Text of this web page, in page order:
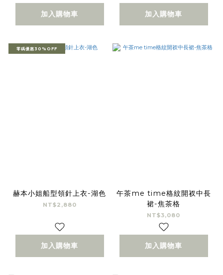
加入購物車 加入購物車
零碼優惠30%OFF
赫本小姐船型領針上衣-湖色
NT$2,880
加入購物車
午茶me time格紋開衩中長
裙-焦茶格
NT$3,080
加入購物車